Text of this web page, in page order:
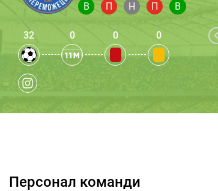
В П Н П В
32 0 0 0
Персонал команди